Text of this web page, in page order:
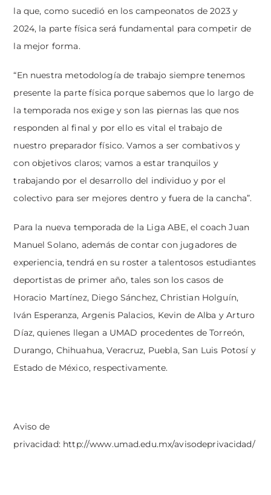
la que, como sucedió en los campeonatos de 2023 y
2024, la parte física será fundamental para competir de
la mejor forma.
“En nuestra metodología de trabajo siempre tenemos
presente la parte física porque sabemos que lo largo de
la temporada nos exige y son las piernas las que nos
responden al final y por ello es vital el trabajo de
nuestro preparador físico. Vamos a ser combativos y
con objetivos claros; vamos a estar tranquilos y
trabajando por el desarrollo del individuo y por el
colectivo para ser mejores dentro y fuera de la cancha”.
Para la nueva temporada de la Liga ABE, el coach Juan
Manuel Solano, además de contar con jugadores de
experiencia, tendrá en su roster a talentosos estudiantes
deportistas de primer año, tales son los casos de
Horacio Martínez, Diego Sánchez, Christian Holguín,
Iván Esperanza, Argenis Palacios, Kevin de Alba y Arturo
Díaz, quienes llegan a UMAD procedentes de Torreón,
Durango, Chihuahua, Veracruz, Puebla, San Luis Potosí y
Estado de México, respectivamente.
Aviso de
privacidad: http://www.umad.edu.mx/avisodeprivacidad/